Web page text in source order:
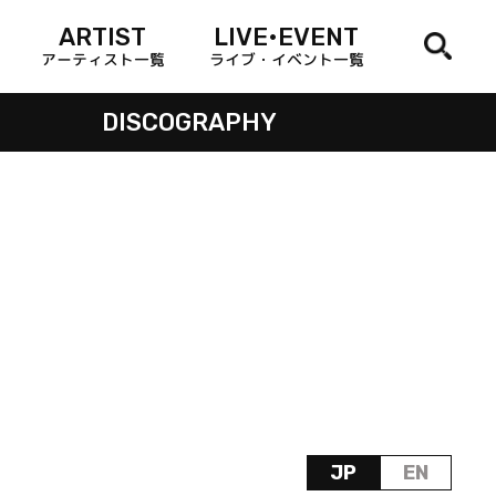
ARTIST
アーティスト一覧
LIVE•EVENT
ライブ・イベント一覧
DISCOGRAPHY
JP EN